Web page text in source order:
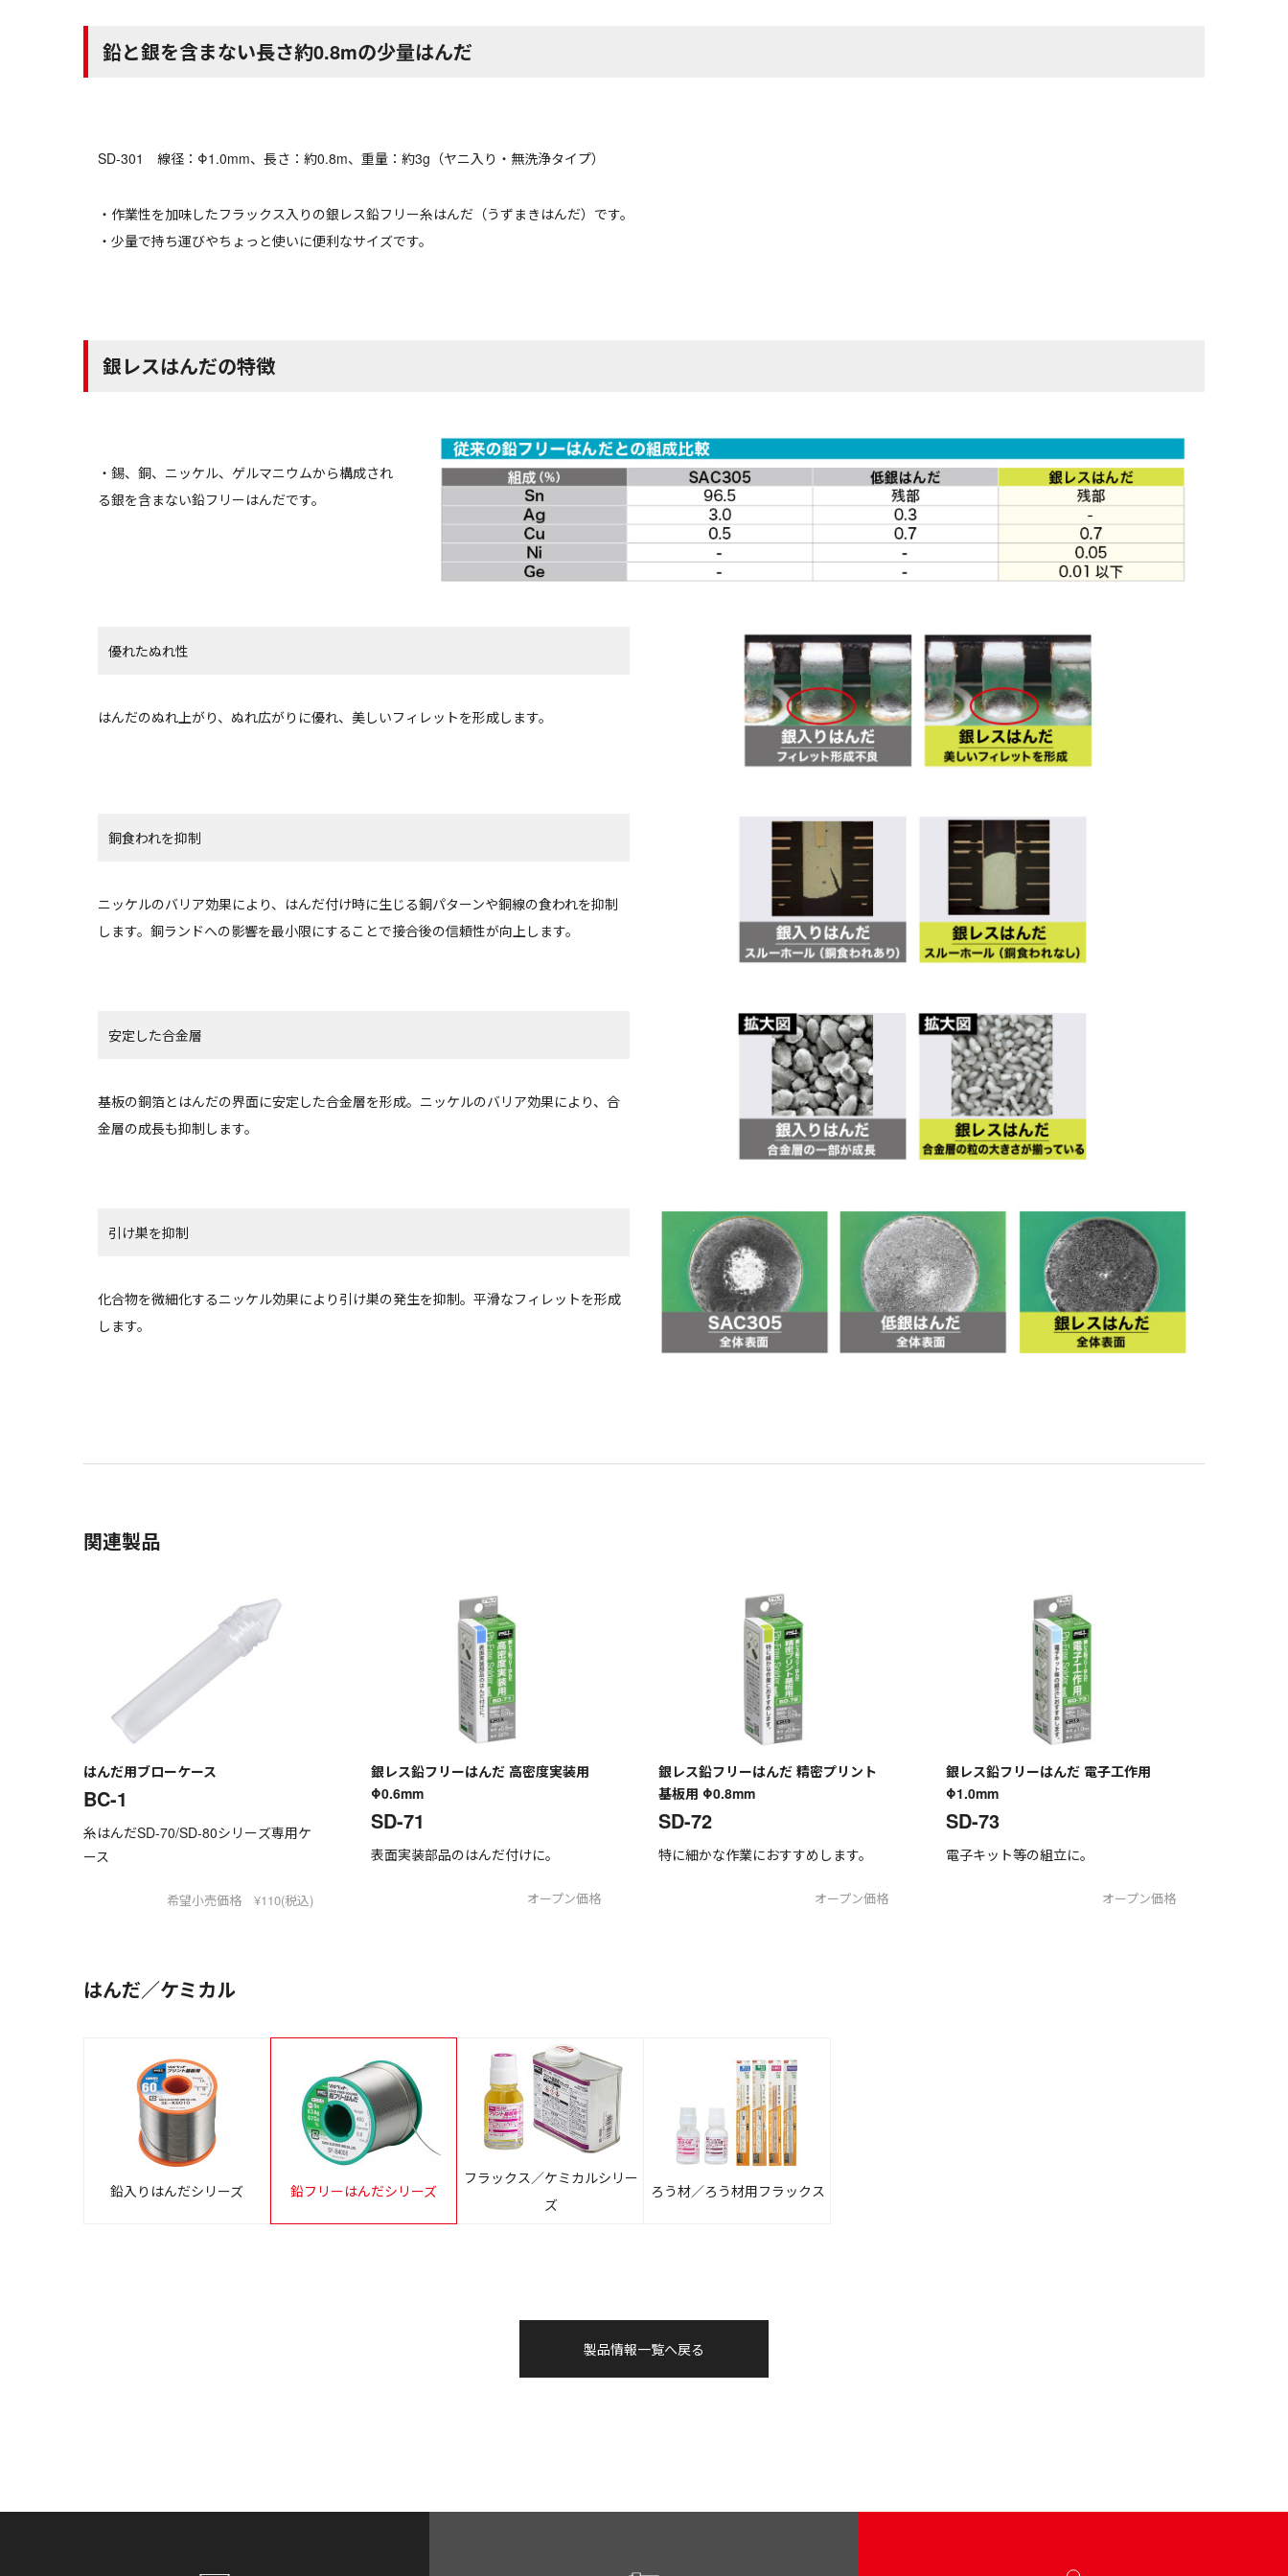
鉛と銀を含まない長さ約0.8mの少量はんだ
SD-301 線径：Φ1.0mm、長さ：約0.8m、重量：約3g（ヤニ入り・無洗浄タイプ）
・作業性を加味したフラックス入りの銀レス鉛フリー糸はんだ（うずまきはんだ）です。
・少量で持ち運びやちょっと使いに便利なサイズです。
銀レスはんだの特徴
・錫、銅、ニッケル、ゲルマニウムから構成され
る銀を含まない鉛フリーはんだです。
優れたぬれ性
はんだのぬれ上がり、ぬれ広がりに優れ、美しいフィレットを形成します。
銅食われを抑制
ニッケルのバリア効果により、はんだ付け時に生じる銅パターンや銅線の食われを抑制
します。銅ランドへの影響を最小限にすることで接合後の信頼性が向上します。
安定した合金層
基板の銅箔とはんだの界面に安定した合金層を形成。ニッケルのバリア効果により、合
金層の成長も抑制します。
引け巣を抑制
化合物を微細化するニッケル効果により引け巣の発生を抑制。平滑なフィレットを形成
します。
関連製品
はんだ用ブローケース
BC-1
糸はんだSD-70/SD-80シリーズ専用ケ
ース
希望小売価格 ¥110(税込)
銀レス鉛フリーはんだ 高密度実装用
Φ0.6mm
SD-71
表面実装部品のはんだ付けに。
オープン価格
銀レス鉛フリーはんだ 精密プリント
基板用 Φ0.8mm
SD-72
特に細かな作業におすすめします。
オープン価格
銀レス鉛フリーはんだ 電子工作用
Φ1.0mm
SD-73
電子キット等の組立に。
オープン価格
はんだ／ケミカル
鉛入りはんだシリーズ 鉛フリーはんだシリーズ
フラックス／ケミカルシリー
ズ
ろう材／ろう材用フラックス
製品情報一覧へ戻る